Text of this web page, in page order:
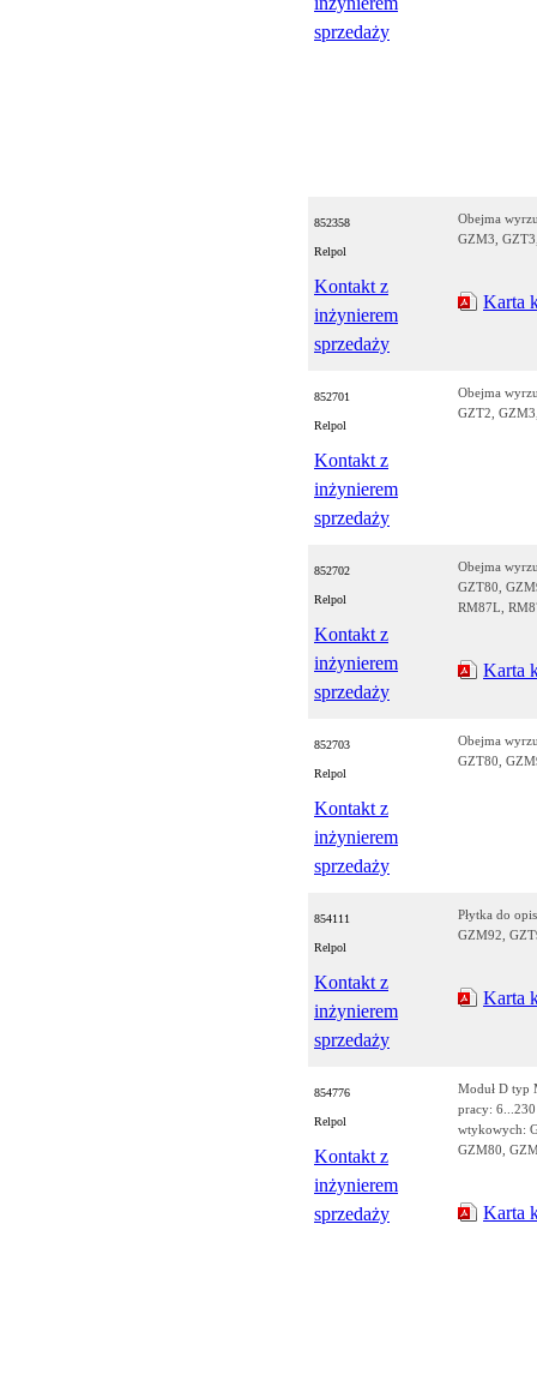
sprzedaży
852358
Relpol
Kontakt z
inżynierem
sprzedaży
Obejma
GZM3,
Karta
852701
Relpol
Kontakt z
inżynierem
sprzedaży
Obejma
GZT2,
852702
Relpol
Kontakt z
inżynierem
sprzedaży
Obejma
GZT80,
RM87L,
Karta
852703
Relpol
Kontakt z
inżynierem
sprzedaży
Obejma
GZT80,
854111
Relpol
Kontakt z
inżynierem
sprzedaży
Płytka do
GZM92,
Karta
854776
Relpol
Kontakt z
inżynierem
sprzedaży
Moduł D typ
pracy:
wtykowych:
GZM80,
Karta